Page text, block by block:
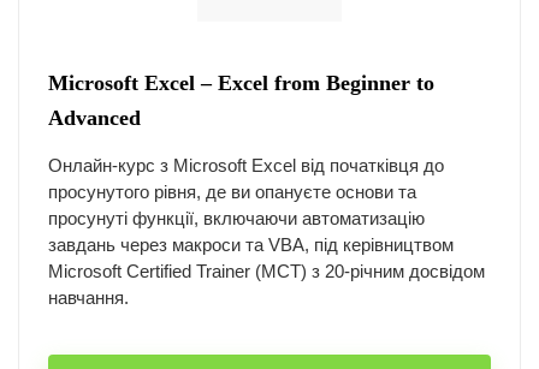
Microsoft Excel – Excel from Beginner to
Advanced
Онлайн-курс з Microsoft Excel від початківця до
просунутого рівня, де ви опануєте основи та
просунуті функції, включаючи автоматизацію
завдань через макроси та VBA, під керівництвом
Microsoft Certified Trainer (MCT) з 20-річним досвідом
навчання.